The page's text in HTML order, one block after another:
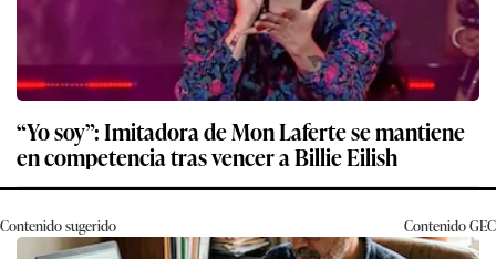
“Yo soy”: Imitadora de Mon Laferte se mantiene
en competencia tras vencer a Billie Eilish
Contenido sugerido ContenidoGEC